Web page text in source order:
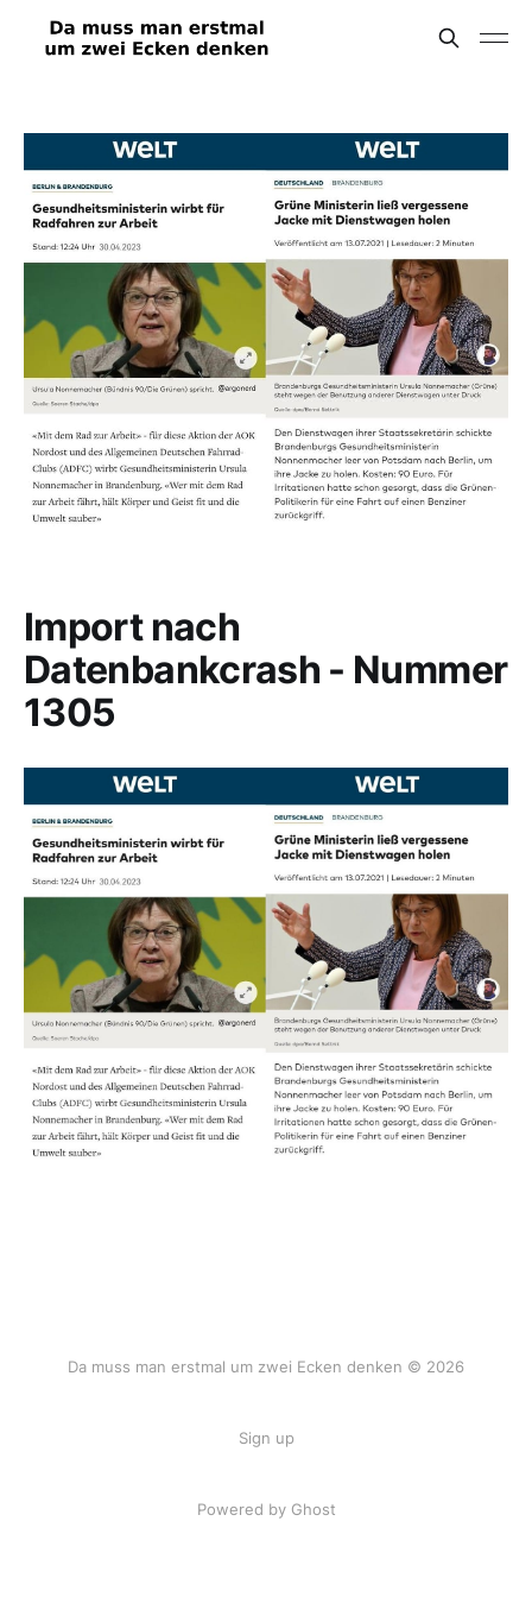
Import nach
Datenbankcrash - Nummer
1305
Da muss man erstmal um zwei Ecken denken © 2026
Sign up
Powered by Ghost